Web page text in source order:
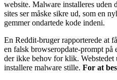
website. Malware installeres uden
sites ser måske sikre ud, som en
gemmer ondartede kode indeni.
En Reddit-bruger rapporterede at
en falsk browseropdate-prompt på
der ikke behov for klik.
installere malware stille. For at